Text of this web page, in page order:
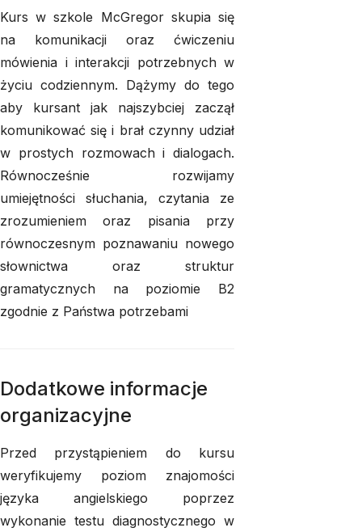
Kurs w szkole McGregor skupia się
na komunikacji oraz ćwiczeniu
mówienia i interakcji potrzebnych w
życiu codziennym. Dążymy do tego
aby kursant jak najszybciej zaczął
komunikować się i brał czynny udział
w prostych rozmowach i dialogach.
Równocześnie rozwijamy
umiejętności słuchania, czytania ze
zrozumieniem oraz pisania przy
równoczesnym poznawaniu nowego
słownictwa oraz struktur
gramatycznych na poziomie B2
zgodnie z Państwa potrzebami
Dodatkowe informacje
organizacyjne
Przed przystąpieniem do kursu
weryfikujemy poziom znajomości
języka angielskiego poprzez
wykonanie testu diagnostycznego w